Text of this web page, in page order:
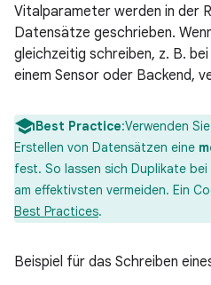
Vitalparameter werden in der
Datensätze geschrieben.
gleichzeitig schreiben, z. B.
einem Sensor oder Backend,
Best Practice:Verwenden
Erstellen von Datensätzen eine
fest. So lassen sich Duplikate
am effektivsten vermeiden. Ein
Best Practices.
Beispiel für das Schreiben